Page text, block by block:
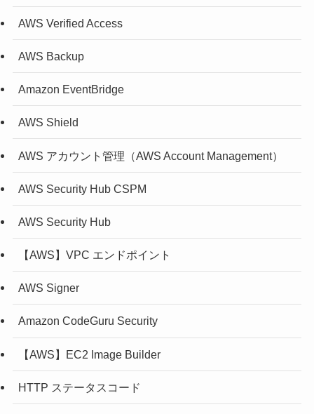
AWS Verified Access
AWS Backup
Amazon EventBridge
AWS Shield
AWS アカウント管理（AWS Account Management）
AWS Security Hub CSPM
AWS Security Hub
【AWS】VPC エンドポイント
AWS Signer
Amazon CodeGuru Security
【AWS】EC2 Image Builder
HTTP ステータスコード